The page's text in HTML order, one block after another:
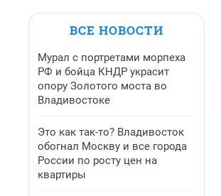
ВСЕ НОВОСТИ
Мурал с портретами морпеха
РФ и бойца КНДР украсит
опору Золотого моста во
Владивостоке
Это как так-то? Владивосток
обогнал Москву и все города
России по росту цен на
квартиры